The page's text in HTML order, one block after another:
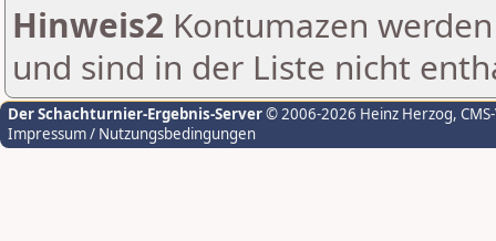
Hinweis2 Kontumazen
und sind in der Liste nicht
Der Schachturnier-Ergebnis-Server© 2006-2026 Heinz Herzog,
Impressum / Nutzungsbedingungen